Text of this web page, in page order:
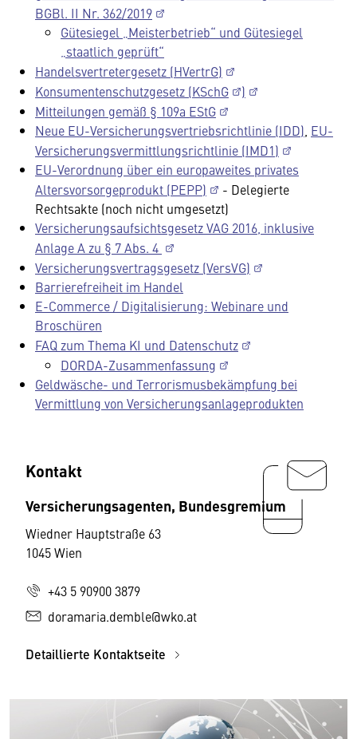
BGBl. II Nr. 362/2019
Gütesiegel „Meisterbetrieb“ und Gütesiegel
„staatlich geprüft“
Handelsvertretergesetz (HVertrG)
Konsumentenschutzgesetz (KSchG
)
Mitteilungen gemäß § 109a EStG
Neue EU-Versicherungsvertriebsrichtlinie (IDD) EU-
Versicherungsvermittlungsrichtlinie (IMD1)
EU-Verordnung über ein europaweites privates
Altersvorsorgeprodukt (PEPP)
- Delegierte
Rechtsakte (noch nicht umgesetzt)
Versicherungsaufsichtsgesetz VAG 2016, inklusive
Anlage A zu § 7 Abs. 4
Versicherungsvertragsgesetz (VersVG)
Barrierefreiheit im Handel
E-Commerce / Digitalisierung: Webinare und
Broschüren
FAQ zum Thema KI und Datenschutz
DORDA-Zusammenfassung
Geldwäsche- und Terrorismusbekämpfung bei
Vermittlung von Versicherungsanlageprodukten
Kontakt
Versicherungsagenten, Bundesgremium
Wiedner Hauptstraße 63
1045 Wien
+43 5 90900 3879
doramaria.demble@wko.at
Detaillierte Kontaktseite